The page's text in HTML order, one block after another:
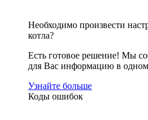
Необходимо произвести
котла?
Есть готовое решение! Мы
для Вас информацию в
Узнайте больше
Коды ошибок